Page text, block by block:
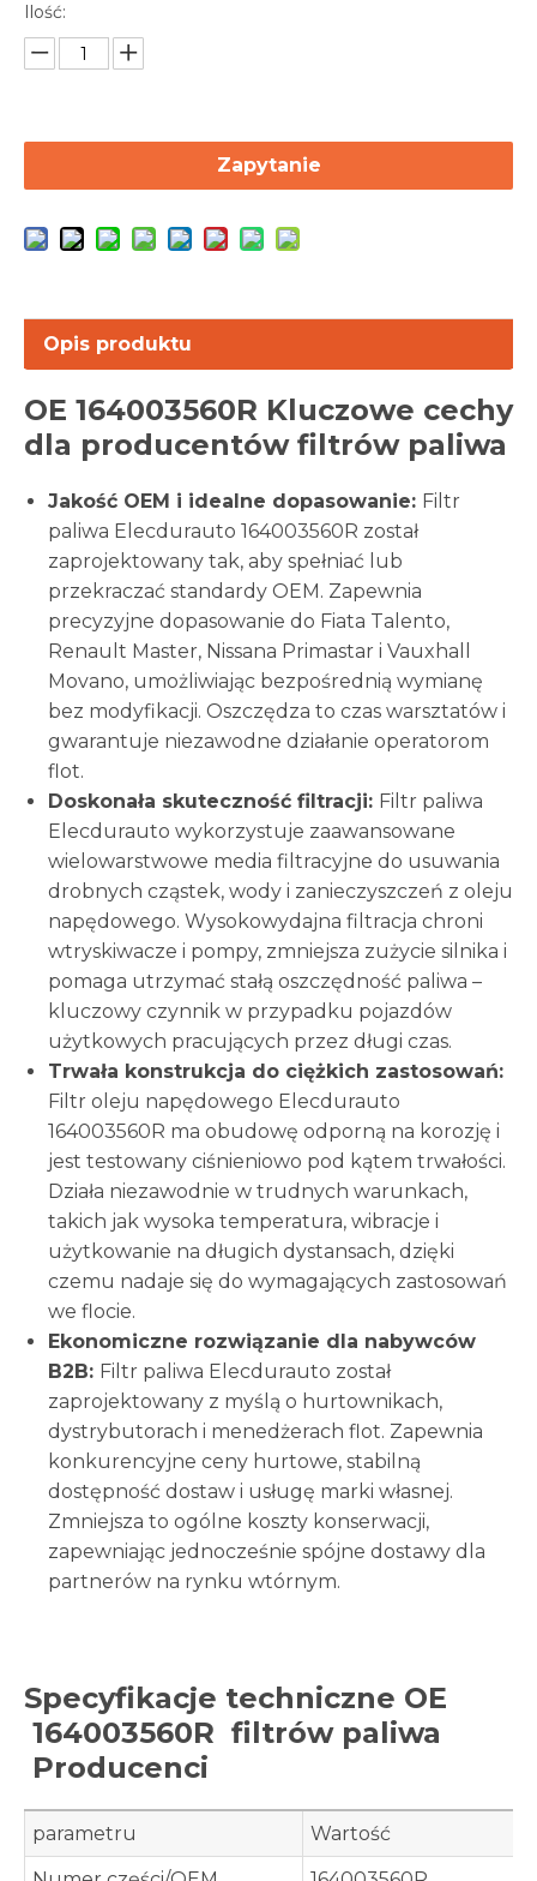
Ilość:
Zapytanie
Opis produktu
OE 164003560R Kluczowe cechy
dla producentów filtrów paliwa
Jakość OEM i idealne dopasowanie: Filtr
paliwa Elecdurauto 164003560R został
zaprojektowany tak, aby spełniać lub
przekraczać standardy OEM. Zapewnia
precyzyjne dopasowanie do Fiata Talento,
Renault Master, Nissana Primastar i Vauxhall
Movano, umożliwiając bezpośrednią wymianę
bez modyfikacji. Oszczędza to czas warsztatów i
gwarantuje niezawodne działanie operatorom
flot.
Doskonała skuteczność filtracji: Filtr paliwa
Elecdurauto wykorzystuje zaawansowane
wielowarstwowe media filtracyjne do usuwania
drobnych cząstek, wody i zanieczyszczeń z oleju
napędowego. Wysokowydajna filtracja chroni
wtryskiwacze i pompy, zmniejsza zużycie silnika i
pomaga utrzymać stałą oszczędność paliwa –
kluczowy czynnik w przypadku pojazdów
użytkowych pracujących przez długi czas.
Trwała konstrukcja do ciężkich zastosowań:
Filtr oleju napędowego Elecdurauto
164003560R ma obudowę odporną na korozję i
jest testowany ciśnieniowo pod kątem trwałości.
Działa niezawodnie w trudnych warunkach,
takich jak wysoka temperatura, wibracje i
użytkowanie na długich dystansach, dzięki
czemu nadaje się do wymagających zastosowań
we flocie.
Ekonomiczne rozwiązanie dla nabywców
B2B: Filtr paliwa Elecdurauto został
zaprojektowany z myślą o hurtownikach,
dystrybutorach i menedżerach flot. Zapewnia
konkurencyjne ceny hurtowe, stabilną
dostępność dostaw i usługę marki własnej.
Zmniejsza to ogólne koszty konserwacji,
zapewniając jednocześnie spójne dostawy dla
partnerów na rynku wtórnym.
Specyfikacje techniczne OE
164003560R filtrów paliwa
Producenci
parametru
Wartość